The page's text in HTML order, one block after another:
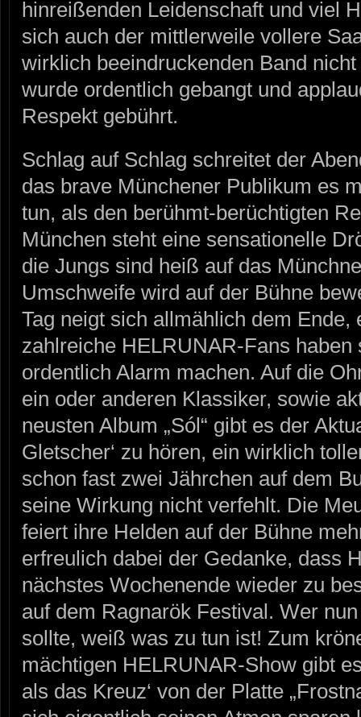
hinreißenden Leidenschaft und viel
sich auch der mittlerweile vollere
wirklich beeindruckenden Band
wurde ordentlich gebangt und
Respekt gebührt.
Schlag auf Schlag schreitet der
das brave Münchener Publikum es
tun, als den berühmt-berüchtigten
München steht eine sensationelle
die Jungs sind heiß auf das
Umschweife wird auf der Bühne
Tag neigt sich allmählich dem Ende,
zahlreiche HELRUNAR-Fans haben
ordentlich Alarm machen. Auf die
ein oder anderen Klassiker, sowie
neusten Album „Sól“ gibt es der
Gletscher‘ zu hören, ein wirklich
schon fast zwei Jährchen auf dem
seine Wirkung nicht verfehlt. Die
feiert ihre Helden auf der Bühne
erfreulich dabei der Gedanke, dass
nächstes Wochenende wieder zu
auf dem Ragnarök Festival. Wer
sollte, weiß was zu tun ist! Zum
mächtigen HELRUNAR-Show gibt
als das Kreuz‘ von der Platte